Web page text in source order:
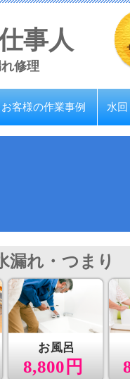
事人
修理
お客様の作業事例 水
お風呂
8,800円
漏れ・つまり